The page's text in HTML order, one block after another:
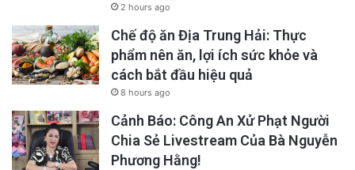
2 hours ago
Chế độ ăn Địa Trung Hải: Thực
phẩm nên ăn, lợi ích sức khỏe và
cách bắt đầu hiệu quả
8 hours ago
Cảnh Báo: Công An Xử Phạt Người
Chia Sẻ Livestream Của Bà Nguyễn
Phương Hằng!